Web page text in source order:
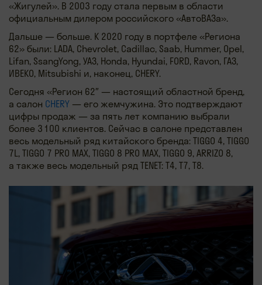
«Жигулей». В 2003 году стала первым в области
официальным дилером российского «АвтоВАЗа».
Дальше — больше. К 2020 году в портфеле «Региона
62» были: LADA, Chevrolet, Cadillac, Saab, Hummer, Opel,
Lifan, SsangYong, УАЗ, Honda, Hyundai, FORD, Ravon, ГАЗ,
ИВЕКО, Mitsubishi и, наконец, CHERY.
Сегодня «Регион 62″ — настоящий областной бренд,
а салон CHERY — его жемчужина. Это подтверждают
цифры продаж — за пять лет компанию выбрали
более 3 100 клиентов. Сейчас в салоне представлен
весь модельный ряд китайского бренда: TIGGO 4, TIGGO
7L, TIGGO 7 PRO MAX, TIGGO 8 PRO MAX, TIGGO 9, ARRIZO 8,
а также весь модельный ряд TENET: T4, T7, T8.